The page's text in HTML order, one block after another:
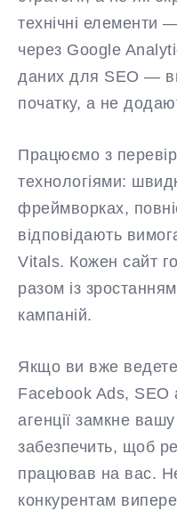
технічні елементи
через Google
даних для SEO —
початку, а не
Працюємо з
технологіями:
фреймворках,
відповідають
Vitals. Кожен сайт
разом із
кампаній.
Якщо ви вже
Facebook Ads, SEO
агенції замкне
забезпечить, щоб
працював на вас.
конкурентам